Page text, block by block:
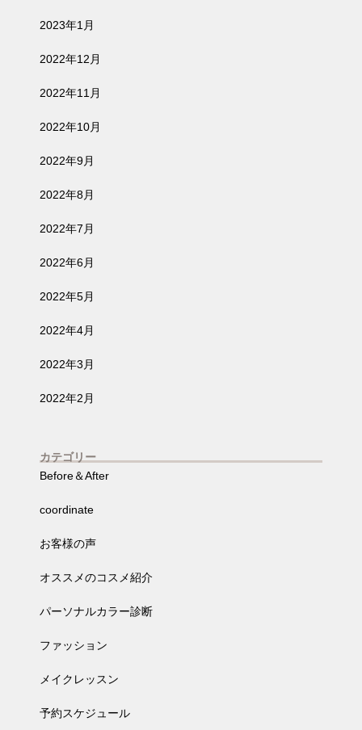
2023年1月
2022年12月
2022年11月
2022年10月
2022年9月
2022年8月
2022年7月
2022年6月
2022年5月
2022年4月
2022年3月
2022年2月
カテゴリー
Before＆After
coordinate
お客様の声
オススメのコスメ紹介
パーソナルカラー診断
ファッション
メイクレッスン
予約スケジュール